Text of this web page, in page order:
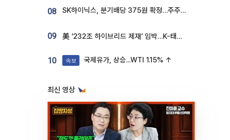
08 SK하이닉스, 분기배당 375원 확정…주주환원책 9월로 앞당겨 발표
09 美 ‘232조 하이브리드 제재’ 임박…K-태양광, 불확실성 털고 날개 다나
10 속보 국제유가, 상승...WTI 1.15% ↑
최신 영상